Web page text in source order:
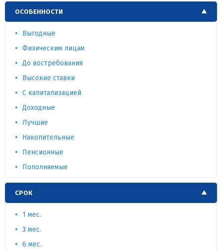
ОСОБЕННОСТИ
Выгодные
Физическим лицам
До востребования
Высокие ставки
С капитализацией
Доходные
Лучшие
Накопительные
Пенсионные
Пополняемые
СРОК
1 мес.
3 мес.
6 мес.